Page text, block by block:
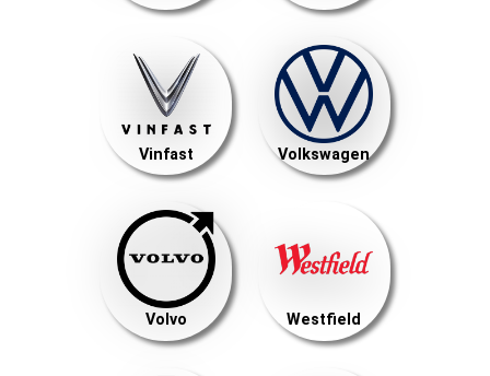
Vinfast Volkswagen
Volvo Westfield